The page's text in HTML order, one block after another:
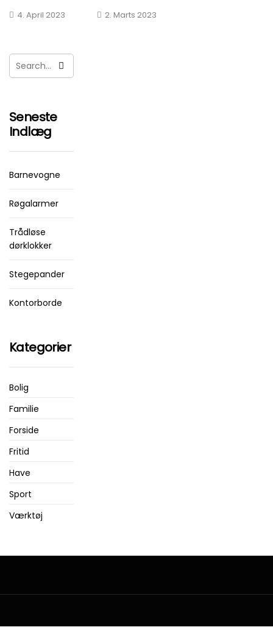
4. April 2023 2. Marts 2023
Seneste
Indlæg
Barnevogne
Røgalarmer
Trådløse
dørklokker
Stegepander
Kontorborde
Kategorier
Bolig
Familie
Forside
Fritid
Have
Sport
Værktøj